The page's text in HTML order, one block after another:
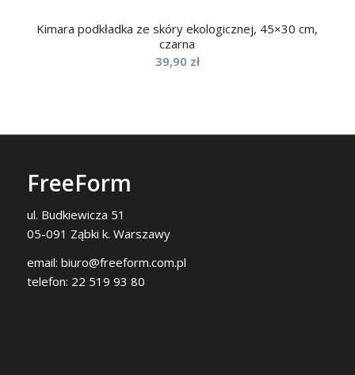
Kimara podkładka ze skóry ekologicznej, 45×30 cm,
czarna
39,90 zł
FreeForm
ul. Budkiewicza 51
05-091 Ząbki k. Warszawy
email: biuro@freeform.com.pl
telefon: 22 519 93 80